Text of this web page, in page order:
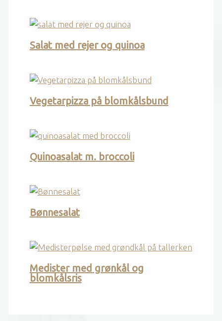
Salat med rejer og quinoa
Vegetarpizza på blomkålsbund
Quinoasalat m. broccoli
Bønnesalat
Medister med grønkål og
blomkålsris